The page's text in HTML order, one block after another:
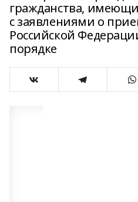
гражданства,
с заявлениями о
Российской
порядке